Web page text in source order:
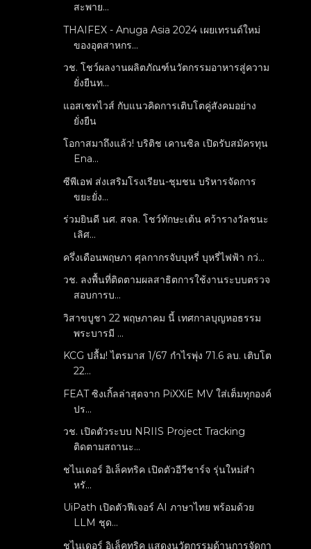
สะพาย...
THAIFEX - Anuga Asia 2024 เผยเทรนด์ใหม่
ของอุตสาหกร...
วช. โชว์ผลงานผลิตภัณฑ์นวัตกรรมอาหารสู่ความ
ยั่งยืนท...
แอสเซทไวส์ กับแนวคิดการเติบโตคู่สังคมอย่าง
ยั่งยืน
โอกาสมาถึงแล้ว! บริติช เคานซิล เปิดรับสมัครทุน
Ena...
ซีพีเอฟ ส่งเสริมโรงเรียน-ชุมชน บริหารจัดการ
ขยะยั่ง...
ร่วมยินดี นศ. สจล. โชว์ทักษะเต้น คว้ารางวัลชนะ
เลิศ...
ครึ่งเดือนพฤษภา ศุลกากรจับบุหรี่ บุหรี่ไฟฟ้า กว่...
วช. ลงพื้นที่ติดตามผลสาธิตการใช้งานระบบตรวจ
สอบการบ...
วิสาขบูชา 22 พฤษภาคม นี้ เทศกาลบุญหอธรรม
พระบารมี ...
KCG ปลื้ม! ไตรมาส 1/67 กำไรพุ่ง 71.6 ลบ. เติบโต
22...
FEAT ซิงเกิ้ลล่าสุดจาก PiXXiE MV ใส่เต็มทุกองค์
ปร...
วช. เปิดตัวระบบ NRIIS Project Tracking
ติดตามสถานะ...
ชไนเดอร์ อิเล็คทริค เปิดตัวอีวีชาร์จ รุ่นใหม่สำ
หรั...
UiPath เปิดตัวฟีเจอร์ AI ภาษาไทย พร้อมด้วย
LLM ชุด...
ชไนเดอร์ อิเล็คทริค แสดงนวัตกรรมด้านการจัดกา